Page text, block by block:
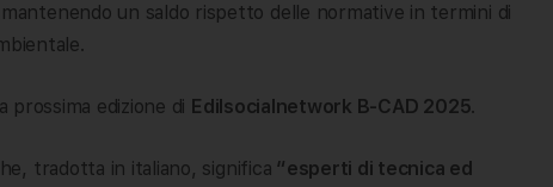
un saldo rispetto delle normative in termini di
prossima edizione di Edilsocialnetwork B-CAD 2025.
tradotta in italiano, significa “esperti di tecnica ed